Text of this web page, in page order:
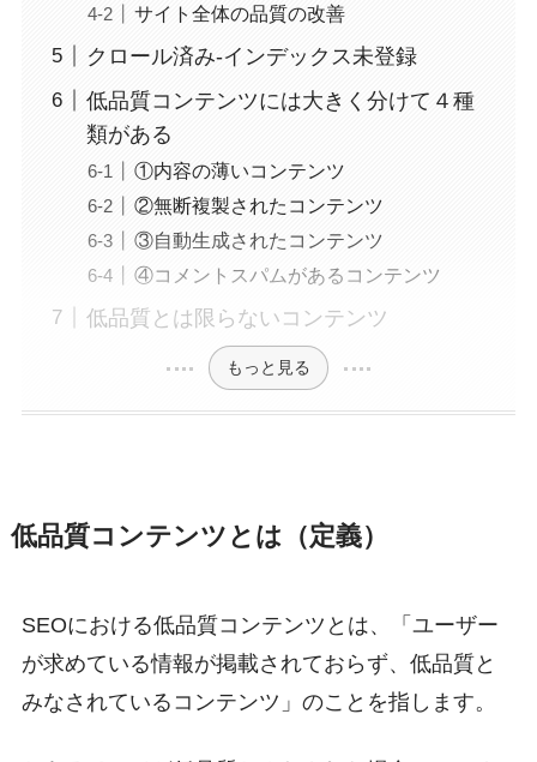
サイト全体の品質の改善
クロール済み-インデックス未登録
低品質コンテンツには大きく分けて４種
類がある
①内容の薄いコンテンツ
②無断複製されたコンテンツ
③自動生成されたコンテンツ
④コメントスパムがあるコンテンツ
低品質とは限らないコンテンツ
もっと見る
低品質コンテンツとは（定義）
SEOにおける低品質コンテンツとは、「ユーザー
が求めている情報が掲載されておらず、低品質と
みなされているコンテンツ」のことを指します。